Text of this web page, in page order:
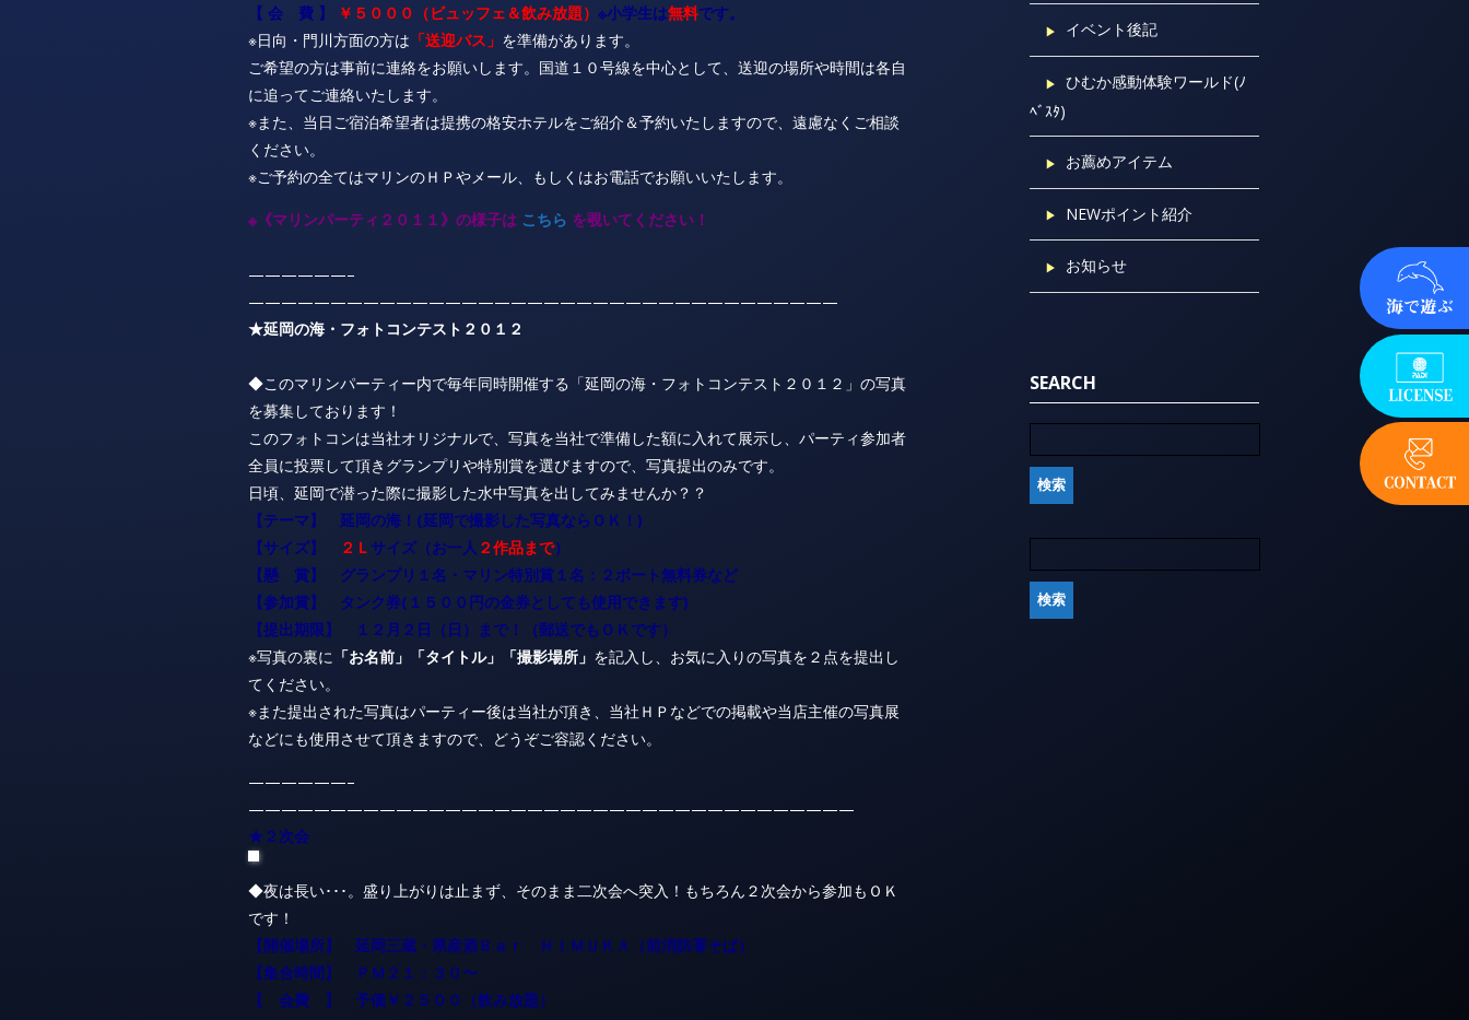
【 会 費 】
￥５０００（ビュッフェ＆飲み放題） ※小学生は無料です。
※日向・門川方面の方は 「送迎バス」 を準備があります。
ご希望の方は事前に連絡をお願いします。国道１０号線を中心として、送迎の場所や時間は各自
に追ってご連絡いたします。
※また、当日ご宿泊希望者は提携の格安ホテルをご紹介＆予約いたしますので、遠慮なくご相談
ください。
※ご予約の全てはマリンのＨＰやメール、もしくはお電話でお願いいたします。
※《マリンパーティ２０１１》の様子は こちら を覗いてください！
——————–
————————————————————————————————————
★延岡の海・フォトコンテスト２０１２
◆このマリンパーティー内で毎年同時開催する「延岡の海・フォトコンテスト２０１２」の写真
を募集しております！
このフォトコンは当社オリジナルで、写真を当社で準備した額に入れて展示し、パーティ参加者
全員に投票して頂きグランプリや特別賞を選びますので、写真提出のみです。
日頃、延岡で潜った際に撮影した水中写真を出してみませんか？？
【テーマ】 延岡の海！(延岡で撮影した写真ならＯＫ！)
【サイズ】
２Ｌサイズ（お一人 ２作品まで）
【懸 賞】 グランプリ１名・マリン特別賞１名：２ボート無料券など
【参加賞】 タンク券(１５００円の金券としても使用できます)
【提出期限】 １２月２日（日）まで！（郵送でもＯＫです）
※写真の裏に 「お名前」「タイトル」「撮影場所」 を記入し、お気に入りの写真を２点を提出し
てください。
※また提出された写真はパーティー後は当社が頂き、当社ＨＰなどでの掲載や当店主催の写真展
などにも使用させて頂きますので、どうぞご容認ください。
——————–
—————————————————————————————————————
★２次会
◆夜は長い･･･。盛り上がりは止まず、そのまま二次会へ突入！もちろん２次会から参加もＯＫ
です！
【開催場所】 延岡三蔵・県産酒Ｂａｒ ＨＩＭＵＫＡ（前消防署そば）
【集合時間】 ＰＭ２１：３０〜
【 会費 】 予価￥２５００（飲み放題）
イベント後記
ひむか感動体験ワールド(ﾉ
ﾍﾞｽﾀ)
お薦めアイテム
NEWポイント紹介
お知らせ
SEARCH